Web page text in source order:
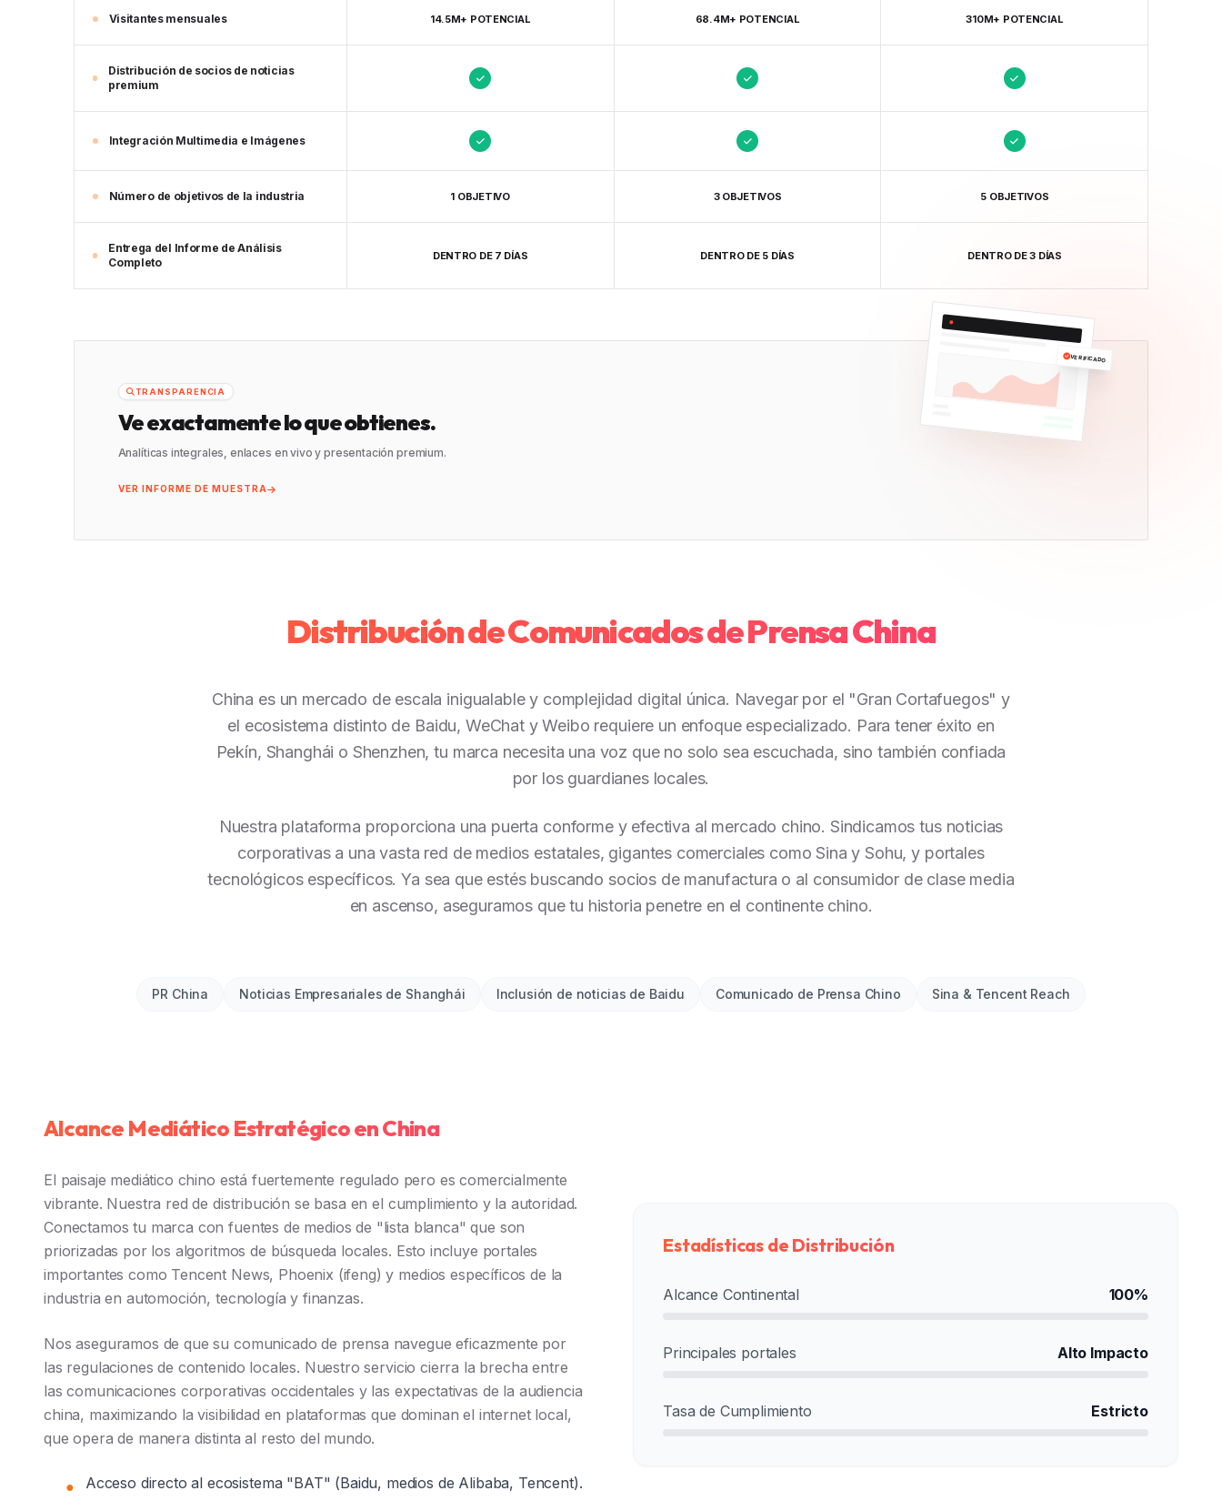
Visitantes mensuales 14.5M+ POTENCIAL 68.4M+ POTENCIAL 310M+ POTENCIAL
Distribución de socios de noticias
premium
Integración Multimedia e Imágenes
Número de objetivos de la industria 1 OBJETIVO 3 OBJETIVOS 5 OBJETIVOS
Entrega del Informe de Análisis
Completo
DENTRO DE 7 DÍAS DENTRO DE 5 DÍAS DENTRO DE 3 DÍAS
TRANSPARENCIA
Ve exactamente lo que obtienes.
Analíticas integrales, enlaces en vivo y presentación premium.
VER INFORME DE MUESTRA
VERIFICADO
Distribución de Comunicados de Prensa China
China es un mercado de escala inigualable y complejidad digital única. Navegar por el "Gran Cortafuegos" y
el ecosistema distinto de Baidu, WeChat y Weibo requiere un enfoque especializado. Para tener éxito en
Pekín, Shanghái o Shenzhen, tu marca necesita una voz que no solo sea escuchada, sino también confiada
por los guardianes locales.
Nuestra plataforma proporciona una puerta conforme y efectiva al mercado chino. Sindicamos tus noticias
corporativas a una vasta red de medios estatales, gigantes comerciales como Sina y Sohu, y portales
tecnológicos específicos. Ya sea que estés buscando socios de manufactura o al consumidor de clase media
en ascenso, aseguramos que tu historia penetre en el continente chino.
PR China Noticias Empresariales de Shanghái Inclusión de noticias de Baidu Comunicado de Prensa Chino Sina & Tencent Reach
Alcance Mediático Estratégico en China
El paisaje mediático chino está fuertemente regulado pero es comercialmente
vibrante. Nuestra red de distribución se basa en el cumplimiento y la autoridad.
Conectamos tu marca con fuentes de medios de "lista blanca" que son
priorizadas por los algoritmos de búsqueda locales. Esto incluye portales
importantes como Tencent News, Phoenix (ifeng) y medios específicos de la
industria en automoción, tecnología y finanzas.
Nos aseguramos de que su comunicado de prensa navegue eficazmente por
las regulaciones de contenido locales. Nuestro servicio cierra la brecha entre
las comunicaciones corporativas occidentales y las expectativas de la audiencia
china, maximizando la visibilidad en plataformas que dominan el internet local,
que opera de manera distinta al resto del mundo.
● Acceso directo al ecosistema "BAT" (Baidu, medios de Alibaba, Tencent).
Estadísticas de Distribución
Alcance Continental 100%
Principales portales Alto Impacto
Tasa de Cumplimiento Estricto